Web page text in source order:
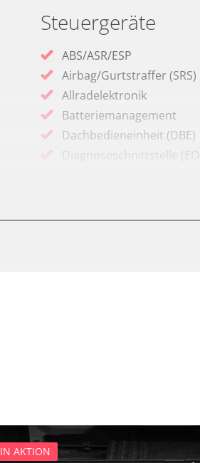
Steuergeräte
ABS/ASR/ESP
Airbag/Gurtstraffer (SRS)
Allradelektronik
Batteriemanagement
Dachbedieneinheit (DBE)
Diagnoseschnittstelle
Navigationssystem
Servolenkung
IN AKTION